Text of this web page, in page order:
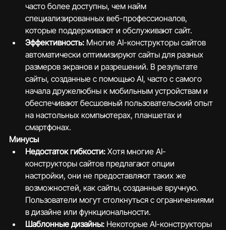
часто более доступны, чем найм
специализированных веб-профессионалов,
которые поддерживают и обслуживают сайт.
Эффективность: Многие AI-конструкторы сайтов
автоматически оптимизируют сайты для разных
размеров экранов и разрешений. В результате
сайты, созданные с помощью AI, часто с самого
начала дружелюбны к мобильным устройствам и
обеспечивают бесшовный пользовательский опыт
на настольных компьютерах, планшетах и
смартфонах.
Минусы
Недостаток гибкости: Хотя многие AI-
конструкторы сайтов предлагают опции
настройки, они не предоставляют таких же
возможностей, как сайты, созданные вручную.
Пользователи могут столкнуться с ограничениями
в дизайне или функциональности.
Шаблонные дизайны: Некоторые AI-конструкторы